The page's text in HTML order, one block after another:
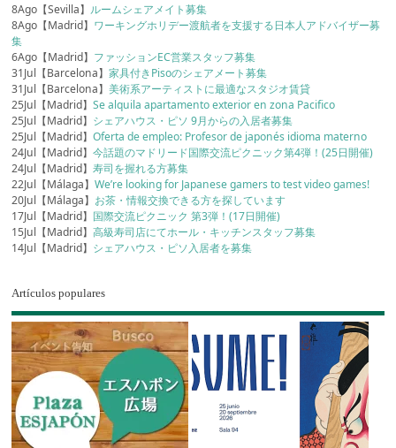
8Ago【Sevilla】 ルームシェアメイト募集
8Ago【Madrid】 ワーキングホリデー渡航者を支援する日本人アドバイザー募
集
6Ago【Madrid】 ファッションEC営業スタッフ募集
31Jul【Barcelona】家具付きPisoのシェアメート募集
31Jul【Barcelona】美術系アーティストに最適なスタジオ賃貸
25Jul【Madrid】Se alquila apartamento exterior en zona Pacifico
25Jul【Madrid】 シェアハウス・ピソ 9月からの入居者募集
25Jul【Madrid】Oferta de empleo: Profesor de japonés idioma materno
24Jul【Madrid】今話題のマドリード国際交流ピクニック第4弾！(25日開催)
24Jul【Madrid】寿司を握れる方募集
22Jul【Málaga】We’re looking for Japanese gamers to test video games!
20Jul【Málaga】 お茶・情報交換できる方を探しています
17Jul【Madrid】 国際交流ピクニック 第3弾！(17日開催)
15Jul【Madrid】高級寿司店にてホール・キッチンスタッフ募集
14Jul【Madrid】 シェアハウス・ピソ入居者を募集
Artículos populares